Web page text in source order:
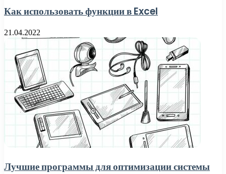
Как использовать функции в Excel
21.04.2022
Лучшие программы для оптимизации системы